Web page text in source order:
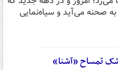
طبیعتا به صحنه می‌آید و سیاه‌نمایی
تمساح «آشنا»